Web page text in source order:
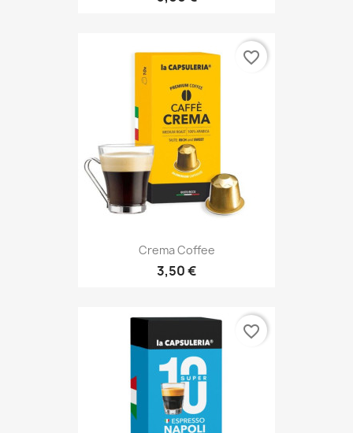
Crema Coffee
3,50 €
favorite_border
favorite_border